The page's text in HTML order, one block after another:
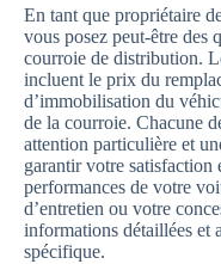
En tant que propriétaire
vous posez peut-être des
courroie de distribution.
incluent le prix du
d’immobilisation du
de la courroie. Chacune
attention particulière et
garantir votre satisfaction
performances de votre
d’entretien ou votre
informations détaillées et
spécifique.